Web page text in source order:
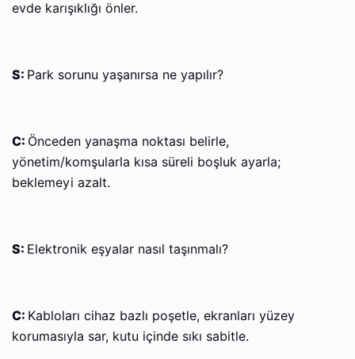
evde karışıklığı önler.
S: Park sorunu yaşanırsa ne yapılır?
C: Önceden yanaşma noktası belirle,
yönetim/komşularla kısa süreli boşluk ayarla;
beklemeyi azalt.
S: Elektronik eşyalar nasıl taşınmalı?
C: Kabloları cihaz bazlı poşetle, ekranları yüzey
korumasıyla sar, kutu içinde sıkı sabitle.